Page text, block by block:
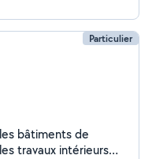
Particulier
bâtiments de
travaux intérieurs